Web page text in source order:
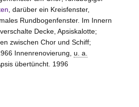
, darüber ein Kreisfenster,
Rundbogenfenster. Im Innern
Decke, Apsiskalotte;
zwischen Chor und Schiff;
Innenrenovierung, u. a.
übertüncht. 1996